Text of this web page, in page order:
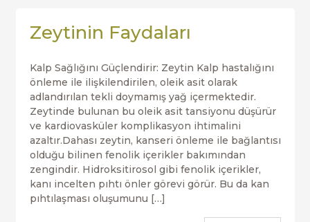
Zeytinin Faydaları
Kalp Sağlığını Güçlendirir: Zeytin Kalp hastalığını
önleme ile ilişkilendirilen, oleik asit olarak
adlandırılan tekli doymamış yağ içermektedir.
Zeytinde bulunan bu oleik asit tansiyonu düşürür
ve kardiovasküler komplikasyon ihtimalini
azaltır.Dahası zeytin, kanseri önleme ile bağlantısı
olduğu bilinen fenolik içerikler bakımından
zengindir. Hidroksitirosol gibi fenolik içerikler,
kanı incelten pıhtı önler görevi görür. Bu da kan
pıhtılaşması oluşumunu […]